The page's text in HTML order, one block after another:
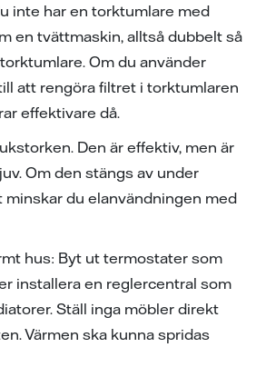
inte har en torktumlare med
en tvättmaskin, alltså dubbelt så
Om du använder
att rengöra filtret i torktumlaren
effektivare då.
Den är effektiv, men är
Om den stängs av under
minskar du elanvändningen med
hus: Byt ut termostater som
installera en reglercentral som
Ställ inga möbler direkt
Värmen ska kunna spridas